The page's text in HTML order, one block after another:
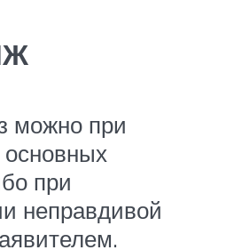
можно при
при
неправдивой